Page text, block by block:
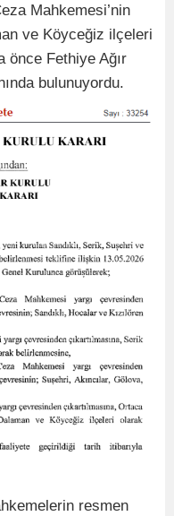
Mahkemesi’nin
ve Köyceğiz ilçeleri
önce Fethiye Ağır
bulunuyordu.
resmen